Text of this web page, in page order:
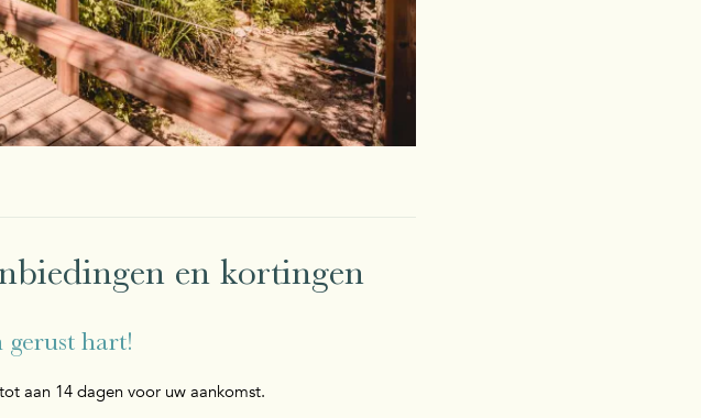
en kortingen
hart!
aan 14 dagen voor uw aankomst.